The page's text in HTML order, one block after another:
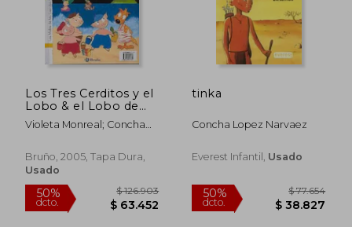
Los Tres Cerditos y el
Lobo & el Lobo de
los Tres Cerditos
Violeta Monreal; Concha
Bruño, 2005, Tapa Dura,
Usado
tinka
Concha Lopez Narvaez
Everest Infantil, Usado